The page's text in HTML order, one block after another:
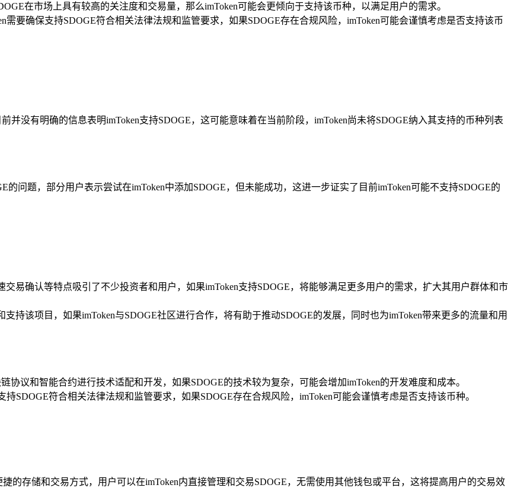
在市场上具有较高的关注度和交易量，那么imToken可能会更倾向于支持该币种，以满足用户的需求。
需要确保支持SDOGE符合相关法律法规和监管要求，如果SDOGE存在合规风险，imToken可能会谨慎考虑是否支持该币
并没有明确的信息表明imToken支持SDOGE，这可能意味着在当前阶段，imToken尚未将SDOGE纳入其支持的币种列表
问题，部分用户表示尝试在imToken中添加SDOGE，但未能成功，这进一步证实了目前imToken可能不支持SDOGE的
易确认等特点吸引了不少投资者和用户，如果imToken支持SDOGE，将能够满足更多用户的需求，扩大其用户群体和市
持该项目，如果imToken与SDOGE社区进行合作，将有助于推动SDOGE的发展，同时也为imToken带来更多的流量和用
协议和智能合约进行技术适配和开发，如果SDOGE的技术较为复杂，可能会增加imToken的开发难度和成本。
SDOGE符合相关法律法规和监管要求，如果SDOGE存在合规风险，imToken可能会谨慎考虑是否支持该币种。
的存储和交易方式，用户可以在imToken内直接管理和交易SDOGE，无需使用其他钱包或平台，这将提高用户的交易效